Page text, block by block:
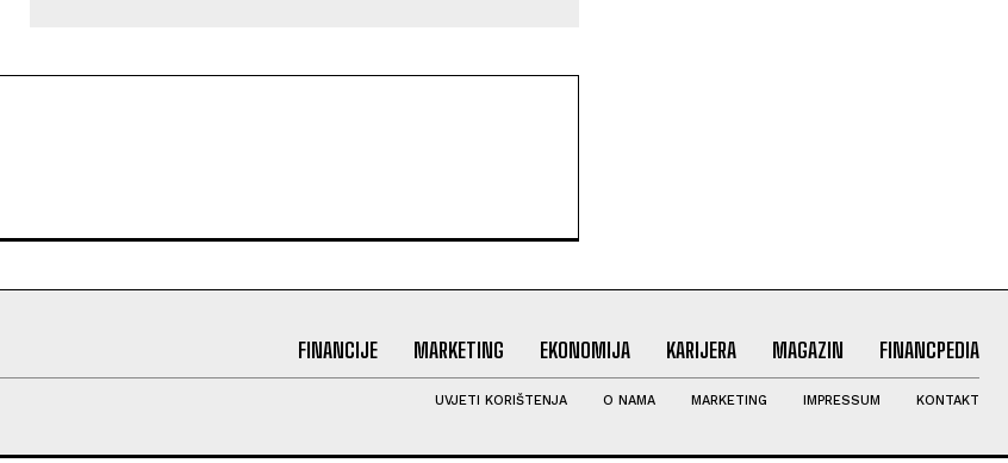
FINANCIJE MARKETING EKONOMIJA KARIJERA MAGAZIN FINANCPEDIA
UVJETI KORIŠTENJA O NAMA MARKETING IMPRESSUM KONTAKT